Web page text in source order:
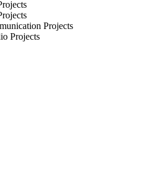
Projects
Projects